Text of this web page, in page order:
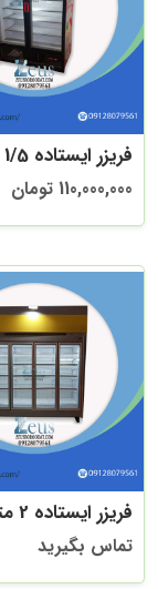
فریزر ایستاده 1/5 متری
110,000,000 تومان
فریزر ایستاده 2 متری
تماس بگیرید